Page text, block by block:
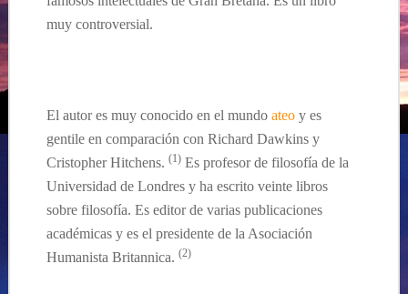
muy controversial.
El autor es muy conocido en el mundo ateo y es
gentile en comparación con Richard Dawkins y
Cristopher Hitchens. (1) Es profesor de filosofía de la
Universidad de Londres y ha escrito veinte libros
sobre filosofía. Es editor de varias publicaciones
académicas y es el presidente de la Asociación
Humanista Britannica. (2)